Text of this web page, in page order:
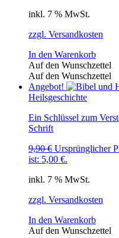
inkl. 7 % MwSt.
zzgl. Versandkosten
In den Warenkorb
Auf den Wunschzettel
Auf den Wunschzettel
Angebot!
Heilsgeschichte
Ein Schlüssel zum
Schrift
9,90€ Ursprünglicher
ist: 5,00 €.
inkl. 7 % MwSt.
zzgl. Versandkosten
In den Warenkorb
Auf den Wunschzettel